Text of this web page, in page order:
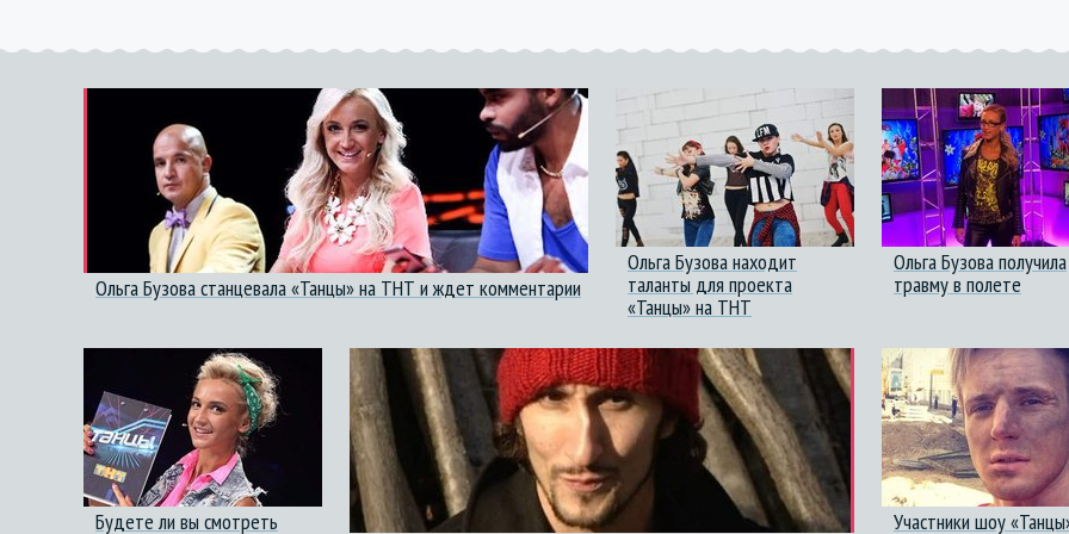
Ольга Бузова станцевала «Танцы» на ТНТ и ждет комментарии
Ольга Бузова находит
таланты для проекта
«Танцы» на ТНТ
Ольга Бузова получила
травму в полете
Будете ли вы смотреть
Участники шоу